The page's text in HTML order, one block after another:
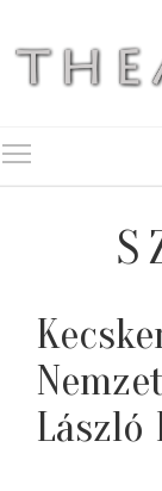
László